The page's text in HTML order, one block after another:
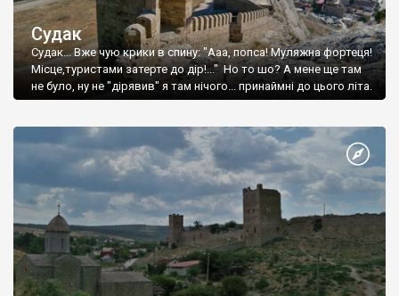
Судак
Судак... Вже чую крики в спину: "Ааа, попса! Муляжна фортеця!
Місце,туристами затерте до дір!..." Но то шо? А мене ще там
не було, ну не "дірявив" я там нічого... принаймні до цього літа.